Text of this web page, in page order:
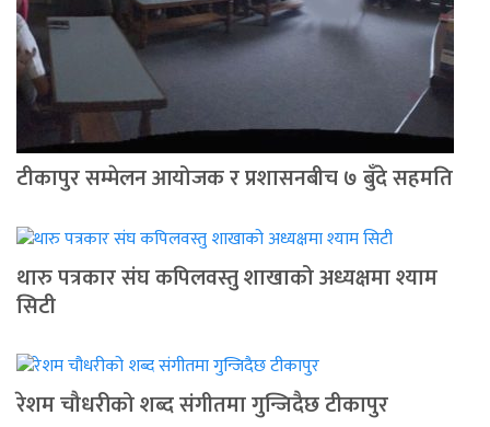
टीकापुर सम्मेलन आयोजक र प्रशासनबीच ७ बुँदे सहमति
थारु पत्रकार संघ कपिलवस्तु शाखाको अध्यक्षमा श्याम
सिटी
रेशम चौधरीको शब्द संगीतमा गुन्जिदैछ टीकापुर